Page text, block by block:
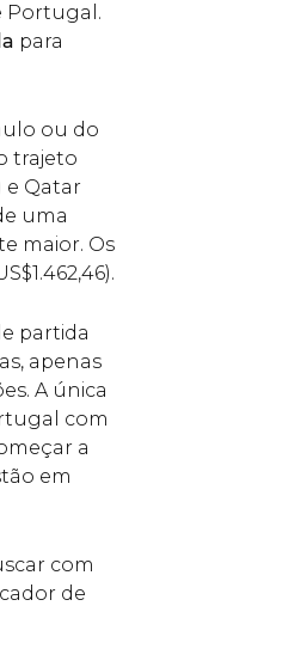
Portugal.
para
ou do
trajeto
e Qatar
uma
maior. Os
1.462,46).
partida
apenas
A única
com
a
em
com
de